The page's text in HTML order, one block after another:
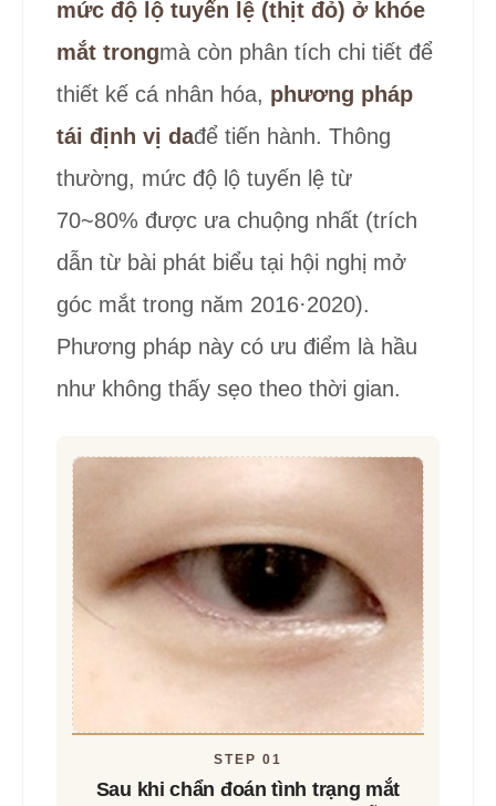
mức độ lộ tuyến lệ (thịt đỏ) ở khóe
mắt trongmà còn phân tích chi tiết để
thiết kế cá nhân hóa, phương pháp
tái định vị dađể tiến hành. Thông
thường, mức độ lộ tuyến lệ từ
70~80% được ưa chuộng nhất (trích
dẫn từ bài phát biểu tại hội nghị mở
góc mắt trong năm 2016·2020).
Phương pháp này có ưu điểm là hầu
như không thấy sẹo theo thời gian.
STEP 01
Sau khi chẩn đoán tình trạng mắt